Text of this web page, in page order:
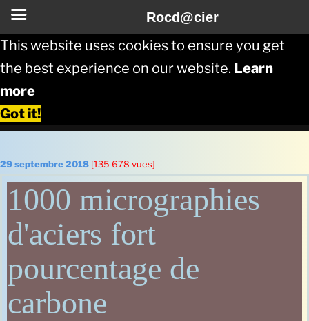
This website uses cookies to ensure you get
the best experience on our website. Learn
more
Got it!
Aller
au
contenu
principal
29 septembre 2018 [135 678 vues]
1000 micrographies
d'aciers fort
pourcentage de
carbone
Rocd@cier